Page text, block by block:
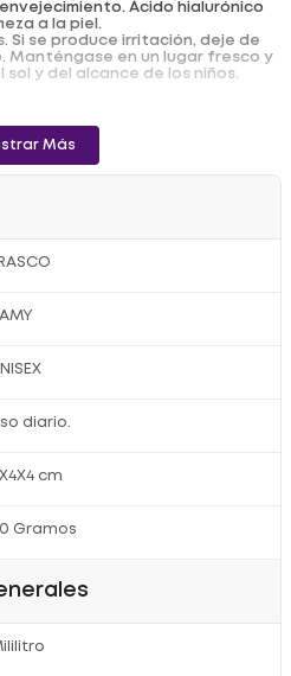
Ácido hialurónico
a la piel.
Si se produce irritación, deje de
Manténgase en un lugar fresco y
y del alcance de los niños.
por la noche antes de las
22CO
Más
diario.
cm
Gramos